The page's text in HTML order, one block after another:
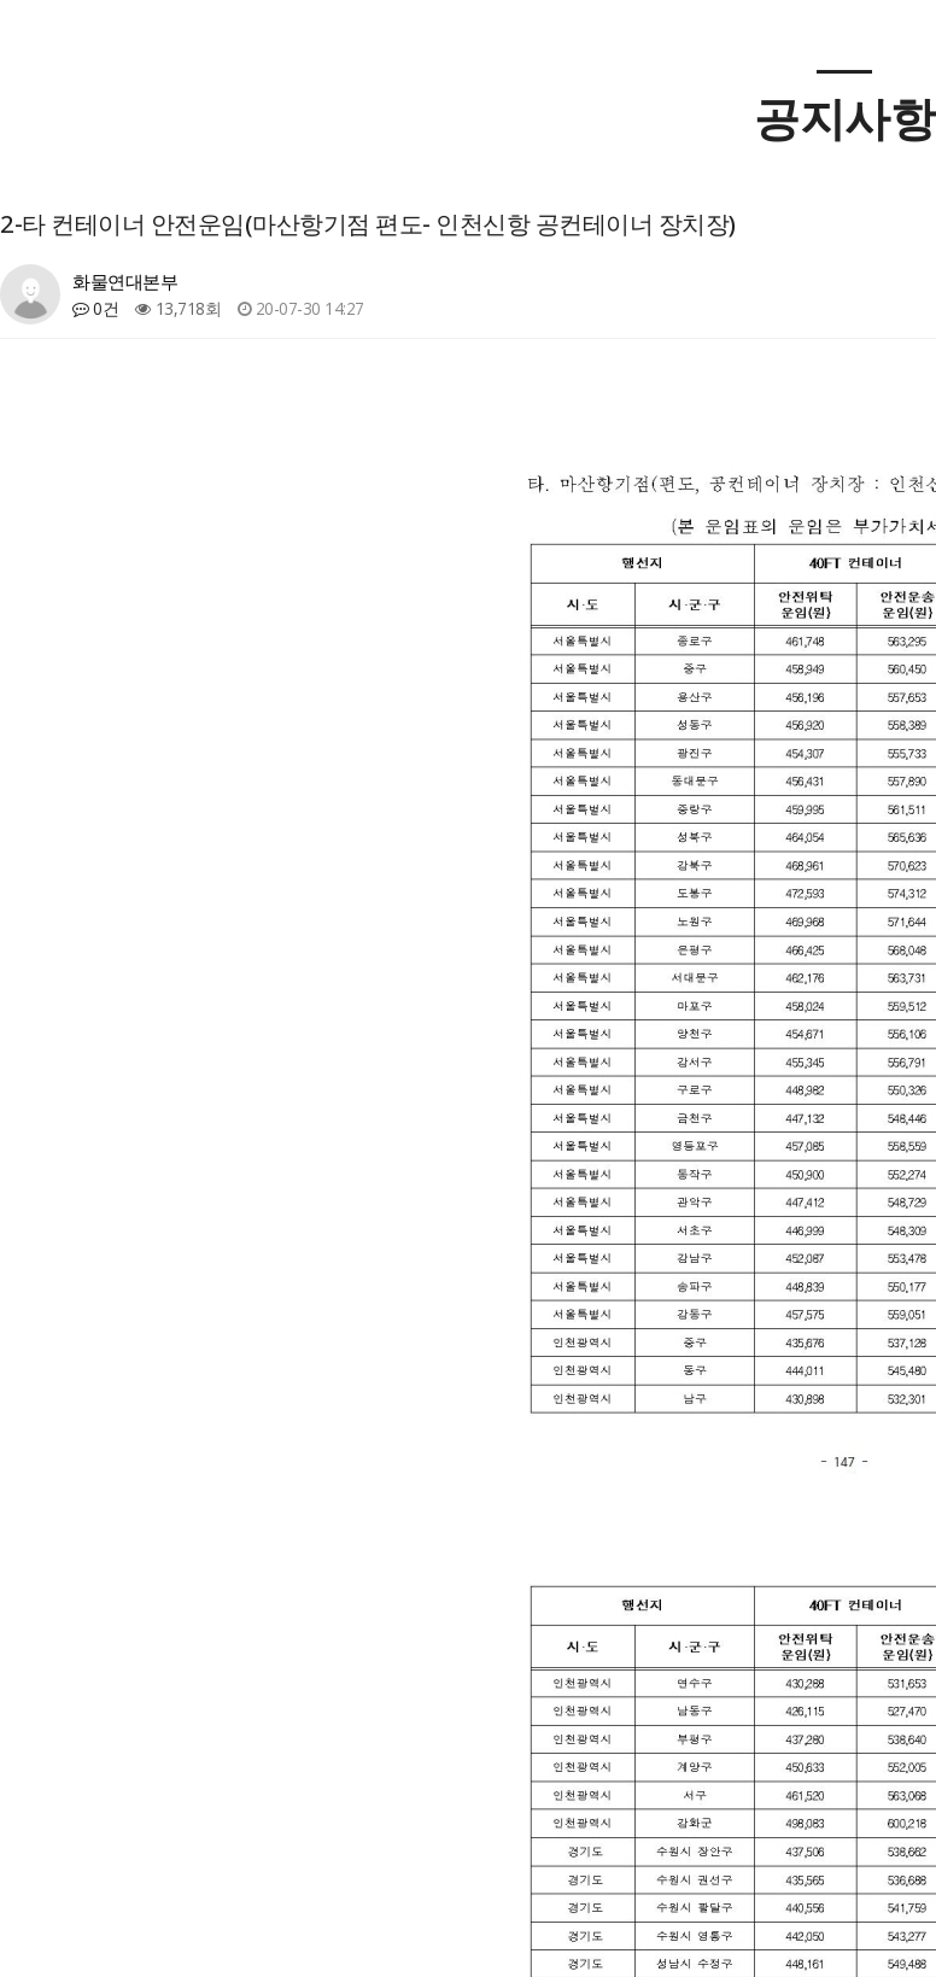
공지사항
2-타 컨테이너 안전운임(마산항기점 편도- 인천신항 공컨테이너 장치장)
화물연대본부
0건 13,718회 20-07-30 14:27